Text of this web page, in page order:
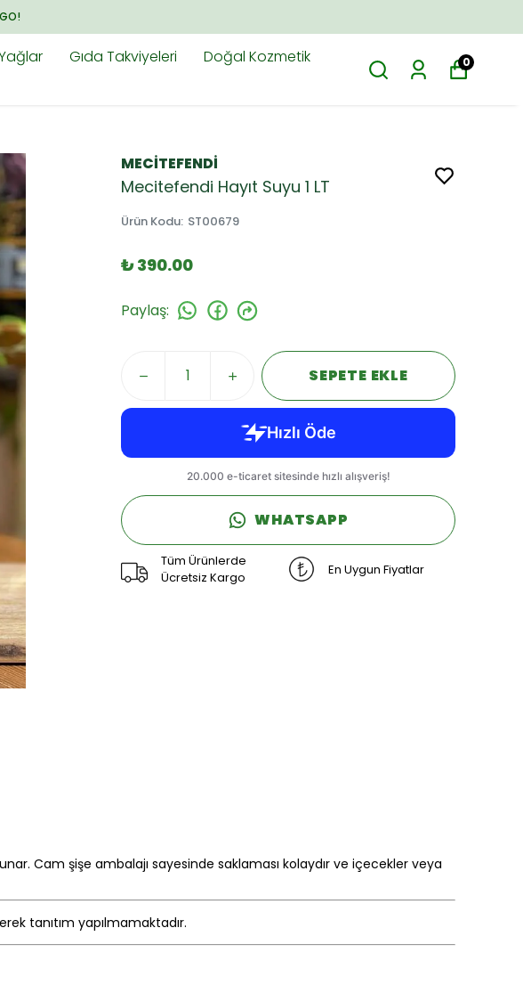
Gıda Takviyeleri
Doğal Kozmetik
0
MECİTEFENDİ
Mecitefendi Hayıt Suyu 1 LT
Ürün Kodu: ST00679
₺ 390.00
Paylaş:
SEPETE EKLE
WHATSAPP
Tüm Ürünlerde
Ücretsiz Kargo
En Uygun Fiyatlar
Cam şişe ambalajı sayesinde saklaması kolaydır ve içecekler veya
tanıtım yapılmamaktadır.